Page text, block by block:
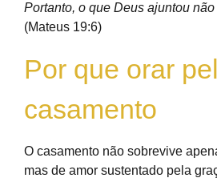
Portanto, o que Deus ajuntou não
(Mateus 19:6)
Por que orar
casamento
O casamento não sobrevive
mas de amor sustentado pela